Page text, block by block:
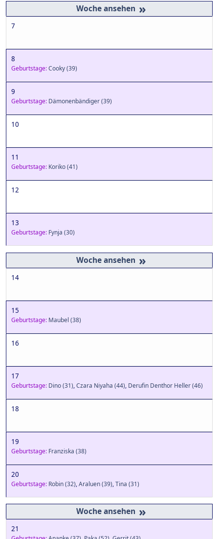
»
7
8
Geburtstage:Cooky(39)
9
Geburtstage: Dämonenbändiger(39)
10
11
Geburtstage: Koriko(41)
12
13
Geburtstage: Fynja (30)
»
14
15
Geburtstage: Maubel (38)
16
17
Geburtstage: Dino(31),Czara Niyaha (44), Derufin Denthor Heller(46)
18
19
Geburtstage: Franziska (38)
20
Geburtstage: Robin(32),Araluen(39),Tina (31)
»
21